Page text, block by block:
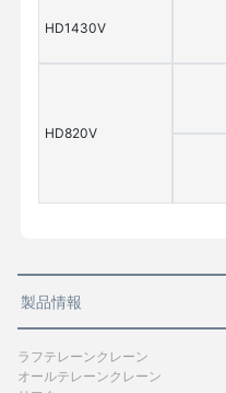
HD1430V
HD820V
製品情報
ラフテレーンクレーン
オールテレーンクレーン